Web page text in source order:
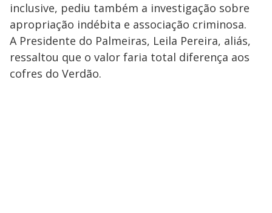
inclusive, pediu também a investigação sobre
apropriação indébita e associação criminosa.
A Presidente do Palmeiras, Leila Pereira, aliás,
ressaltou que o valor faria total diferença aos
cofres do Verdão.